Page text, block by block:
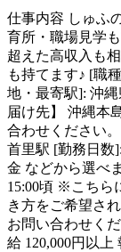
仕事内容 しゅふ
育所・職場見学
超えた高収入も
も持てます♪ [職
地・最寄駅]: 沖
届け先】 沖縄本
合わせください
首里駅 [勤務日数
金 などから選べ
15:00頃 ※こちら
き方をご希望さ
お問い合わせく
給 120,000円以